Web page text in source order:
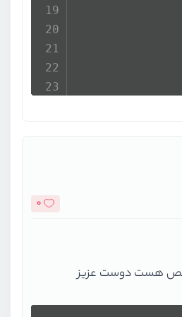
0
هست دوست عزیز